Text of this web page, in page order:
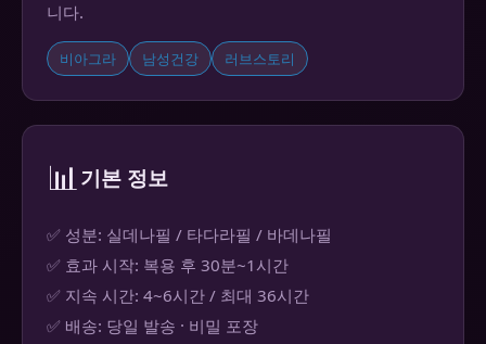
니다.
비아그라 남성건강 러브스토리
📊기본 정보
✅ 성분: 실데나필 / 타다라필 / 바데나필
✅ 효과 시작: 복용 후 30분~1시간
✅ 지속 시간: 4~6시간 / 최대 36시간
✅ 배송: 당일 발송 · 비밀 포장